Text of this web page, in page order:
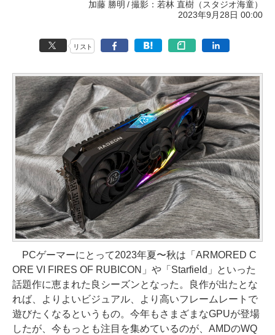
加藤 勝明
撮影：若林 直樹（スタジオ海童）
2023年9月28日 00:00
リスト
PCゲーマーにとって2023年夏〜秋は「ARMORED C
ORE VI FIRES OF RUBICON」や「Starfield」といった
話題作に恵まれた良シーズンとなった。良作が出たとな
れば、よりよいビジュアル、より高いフレームレートで
遊びたくなるというもの。今年もさまざまなGPUが登場
したが、今もっとも注目を集めているのが、AMDのWQ